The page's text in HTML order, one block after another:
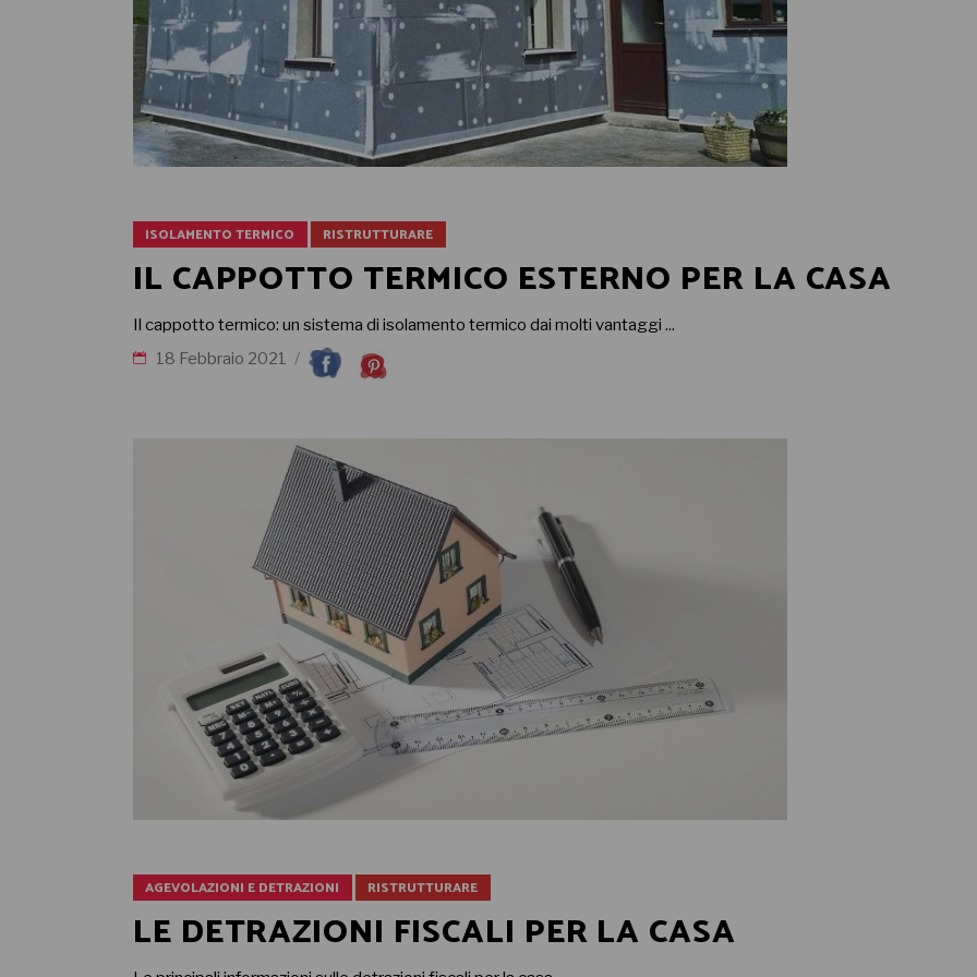
ISOLAMENTO TERMICO RISTRUTTURARE
IL CAPPOTTO TERMICO ESTERNO PER LA CASA
Il cappotto termico: un sistema di isolamento termico dai molti vantaggi
18 Febbraio 2021
AGEVOLAZIONI E DETRAZIONI RISTRUTTURARE
LE DETRAZIONI FISCALI PER LA CASA